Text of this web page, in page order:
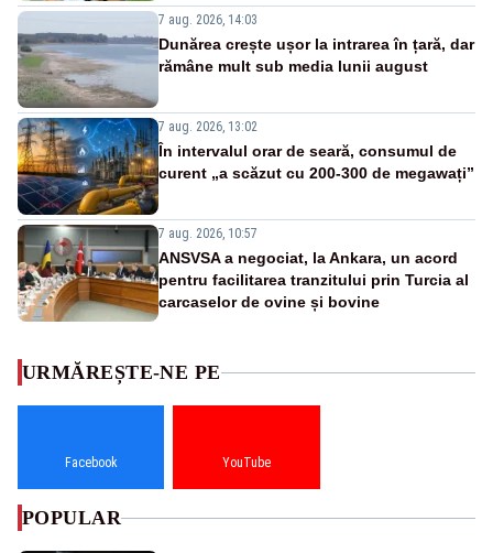
7 aug. 2026, 14:03
Dunărea crește ușor la intrarea în țară, dar
rămâne mult sub media lunii august
7 aug. 2026, 13:02
În intervalul orar de seară, consumul de
curent „a scăzut cu 200-300 de megawați”
7 aug. 2026, 10:57
ANSVSA a negociat, la Ankara, un acord
pentru facilitarea tranzitului prin Turcia al
carcaselor de ovine și bovine
URMĂREȘTE-NE PE
Facebook YouTube
POPULAR